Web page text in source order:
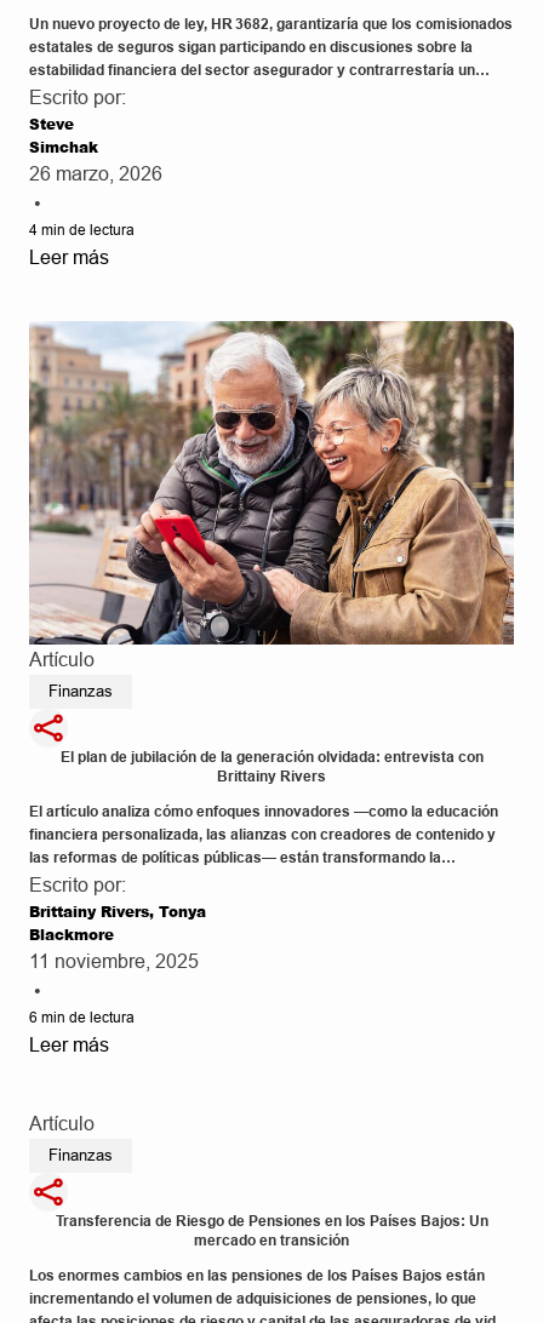
Un nuevo proyecto de ley, HR 3682, garantizaría que los comisionados
estatales de seguros sigan participando en discusiones sobre la
estabilidad financiera del sector asegurador y contrarrestaría un
posible traslado de supervisión hacia la Reserva Federal de EE. UU.
Escrito por:
Steve
Simchak
26 marzo, 2026
•
4 min de lectura
Leer más
Artículo
Finanzas
El plan de jubilación de la generación olvidada: entrevista con
Brittainy Rivers
El artículo analiza cómo enfoques innovadores —como la educación
financiera personalizada, las alianzas con creadores de contenido y
las reformas de políticas públicas— están transformando la
planificación de la jubilación en Estados Unidos, con las aseguradoras
en una posición clave para impulsar cambios significativos en las
soluciones de ingresos vitalicios.
Escrito por:
Brittainy Rivers, Tonya
Blackmore
11 noviembre, 2025
•
6 min de lectura
Leer más
Artículo
Finanzas
Transferencia de Riesgo de Pensiones en los Países Bajos: Un
mercado en transición
Los enormes cambios en las pensiones de los Países Bajos están
incrementando el volumen de adquisiciones de pensiones, lo que